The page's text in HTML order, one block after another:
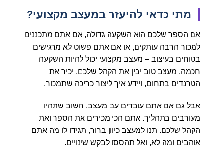
מתי כדאי להיעזר במעצב מקצועי?
אם הספר שלכם הוא השקעה גדולה, אם אתם מתכננים
למכור הרבה עותקים, או אם אתם פשוט לא מרגישים
בטוחים בעיצוב – מעצב מקצועי יכול להיות השקעה
חכמה. מעצב טוב יבין את הקהל שלכם, יכיר את
הטרנדים בתחום, ויידע איך ליצור כריכה שתמכור.
אבל גם אם אתם עובדים עם מעצב, חשוב שתהיו
מעורבים בתהליך. אתם הכי מכירים את הספר ואת
הקהל שלכם. תנו למעצב כיוון ברור, תגידו לו מה אתם
אוהבים ומה לא, ואל תהססו לבקש שינויים.